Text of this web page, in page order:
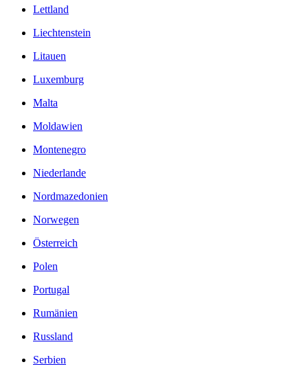
Lettland
Liechtenstein
Litauen
Luxemburg
Malta
Moldawien
Montenegro
Niederlande
Nordmazedonien
Norwegen
Österreich
Polen
Portugal
Rumänien
Russland
Serbien